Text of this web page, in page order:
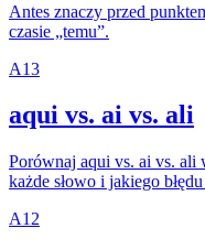
Antes znaczy przed
czasie „temu”.
A13
aqui vs. ai vs. ali
Porównaj aqui vs. ai vs.
każde słowo i jakiego
A1 2